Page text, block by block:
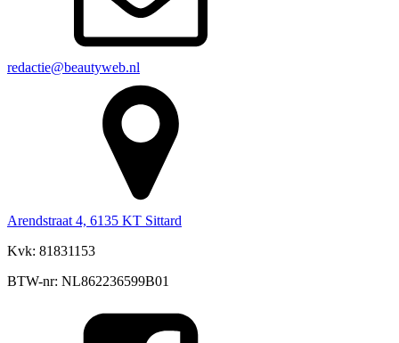
redactie@beautyweb.nl
Arendstraat 4, 6135 KT Sittard
Kvk: 81831153
BTW-nr: NL862236599B01